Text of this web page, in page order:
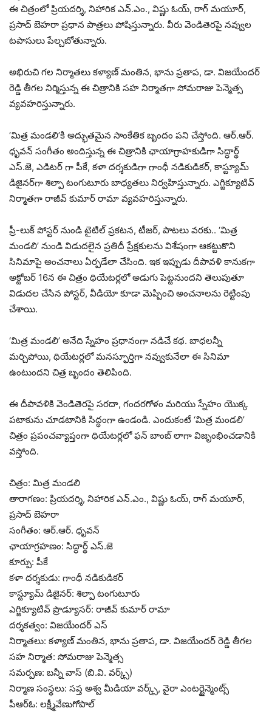
ఈ చిత్రంలో ప్రియదర్శి, నిహారిక ఎన్.ఎం., విష్ణు ఓయ్, రాగ్ మయూర్,
ప్రసాద్ బెహరా ప్రధాన పాత్రలు పోషిస్తున్నారు. వీరు వెండితెరపై నవ్వుల
టపాసులు పేల్చబోతున్నారు.
అభిరుచి గల నిర్మాతలు కళ్యాణ్ మంతిన, భాను ప్రతాప, డా. విజయేందర్
రెడ్డి తీగల నిర్మిస్తున్న ఈ చిత్రానికి సహ నిర్మాతగా సోమరాజు పెన్మెత్స
వ్యవహరిస్తున్నారు.
‘మిత్ర మండలి’కి అద్భుతమైన సాంకేతిక బృందం పని చేస్తోంది. ఆర్.ఆర్.
ధృవన్ సంగీతం అందిస్తున్న ఈ చిత్రానికి ఛాయాగ్రాహకుడిగా సిద్ధార్థ్
ఎస్.జె, ఎడిటర్ గా పీకే, కళా దర్శకుడిగా గాంధీ నడికుడికర్, కాస్ట్యూమ్
డిజైనర్‌గా శిల్పా టంగుటూరు బాధ్యతలు నిర్వహిస్తున్నారు. ఎగ్జిక్యూటివ్
నిర్మాతగా రాజీవ్ కుమార్ రామా వ్యవహరిస్తున్నారు.
ప్రీ-లుక్ పోస్టర్ నుండి టైటిల్ ప్రకటన, టీజర్, పాటలు వరకు.. ‘మిత్ర
మండలి’ నుండి విడుదలైన ప్రతిదీ ప్రేక్షకులను విశేషంగా ఆకట్టుకొని
సినిమాపై అంచనాలు ఏర్పడేలా చేసింది. ఇక ఇప్పుడు దీపావళి కానుకగా
అక్టోబర్ 16న ఈ చిత్రం థియేటర్లలో అడుగు పెట్టనుందని తెలుపుతూ
విడుదల చేసిన పోస్టర్, వీడియో కూడా మెప్పించి అంచనాలను రెట్టింపు
చేశాయి.
‘మిత్ర మండలి’ అనేది స్నేహం ప్రధానంగా నడిచే కథ. బాధలన్నీ
మర్చిపోయి, థియేటర్లలో మనస్ఫూర్తిగా నవ్వుకునేలా ఈ సినిమా
ఉంటుందని చిత్ర బృందం తెలిపింది.
ఈ దీపావళికి వెండితెరపై సరదా, గందరగోళం మరియు స్నేహం యొక్క
పటాకును చూడటానికి సిద్ధంగా ఉండండి. ఎందుకంటే ‘మిత్ర మండలి’
చిత్రం ప్రపంచవ్యాప్తంగా థియేటర్లలో ఫన్ బాంబ్ లాగా విజృంభించడానికి
వస్తోంది.
చిత్రం: మిత్ర మండలి
తారాగణం: ప్రియదర్శి, నిహారిక ఎన్.ఎం., విష్ణు ఓయ్, రాగ్ మయూర్,
ప్రసాద్ బెహరా
సంగీతం: ఆర్.ఆర్. ధృవన్
ఛాయాగ్రహణం: సిద్ధార్థ్ ఎస్.జె
కూర్పు: పీకే
కళా దర్శకుడు: గాంధీ నడికుడికర్
కాస్ట్యూమ్ డిజైనర్‌: శిల్పా టంగుటూరు
ఎగ్జిక్యూటివ్ ప్రొడ్యూసర్‌: రాజీవ్ కుమార్ రామా
దర్శకత్వం: విజయేందర్ ఎస్
నిర్మాతలు: కళ్యాణ్ మంతిన, భాను ప్రతాప, డా. విజయేందర్ రెడ్డి తీగల
సహ నిర్మాత: సోమరాజు పెన్మెత్స
సమర్పణ: బన్నీ వాస్ (బి.వి. వర్క్స్)
నిర్మాణ సంస్థలు: సప్త అశ్వ మీడియా వర్క్స్, వైరా ఎంటర్టైన్మెంట్స్
పీఆర్ఓ: లక్ష్మీవేణుగోపాల్